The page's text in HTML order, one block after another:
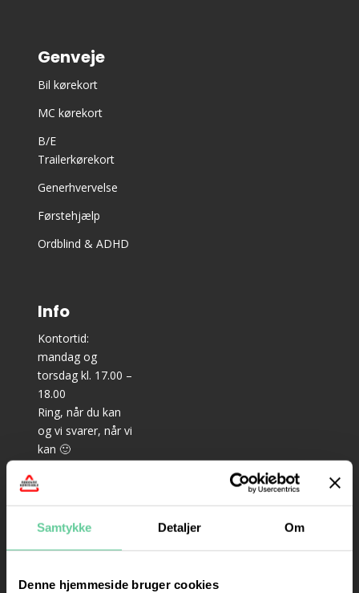
Samtykke Detaljer Om
Denne hjemmeside bruger cookies
Genveje
Bil kørekort
MC kørekort
B/E
Trailerkørekort
Generhvervelse
Førstehjælp
Ordblind & ADHD
Info
Kontortid:
mandag og
torsdag kl. 17.00 –
18.00
Ring, når du kan
og vi svarer, når vi
kan 🙂
Teoriundervisning
onsdag og
torsdag kl. 18.15 –
– Prøveteori til bil: